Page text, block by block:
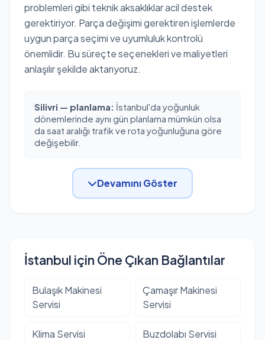
problemleri gibi teknik aksaklıklar acil destek
gerektiriyor. Parça değişimi gerektiren işlemlerde
uygun parça seçimi ve uyumluluk kontrolü
önemlidir. Bu süreçte seçenekleri ve maliyetleri
anlaşılır şekilde aktarıyoruz.
Silivri — planlama: İstanbul'da yoğunluk
dönemlerinde aynı gün planlama mümkün olsa
da saat aralığı trafik ve rota yoğunluğuna göre
değişebilir.
Devamını Göster
İstanbul için Öne Çıkan Bağlantılar
Bulaşık Makinesi
Servisi
Çamaşır Makinesi
Servisi
Klima Servisi Buzdolabı Servisi